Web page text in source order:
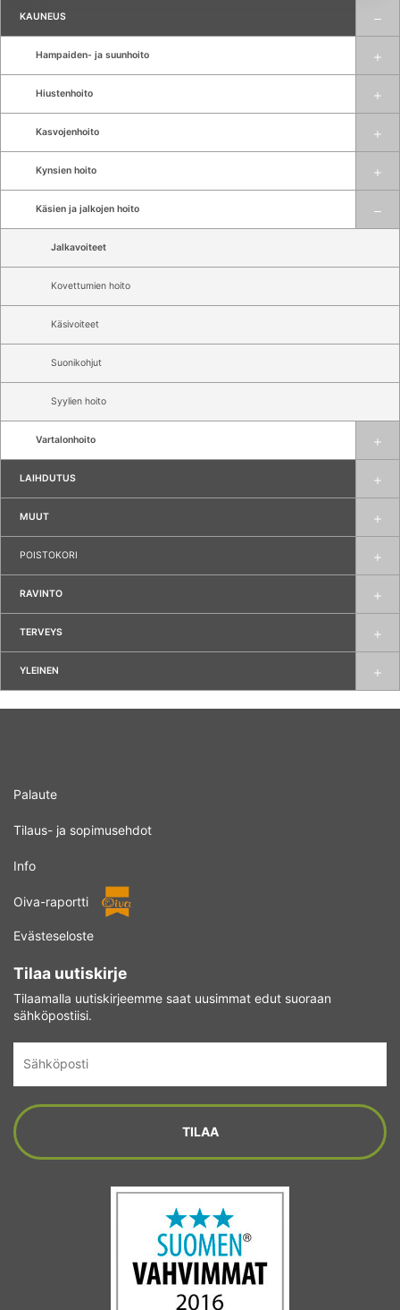
KAUNEUS
Hampaiden- ja suunhoito
Hiustenhoito
Kasvojenhoito
Kynsien hoito
Käsien ja jalkojen hoito
Jalkavoiteet
Kovettumien hoito
Käsivoiteet
Suonikohjut
Syylien hoito
Vartalonhoito
LAIHDUTUS
MUUT
POISTOKORI
RAVINTO
TERVEYS
YLEINEN
Palaute
Tilaus- ja sopimusehdot
Info
Oiva-raportti
Evästeseloste
Tilaa uutiskirje
Tilaamalla uutiskirjeemme saat uusimmat edut suoraan
sähköpostiisi.